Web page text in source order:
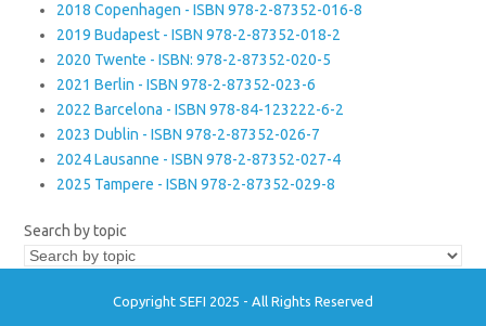
2018 Copenhagen - ISBN 978-2-87352-016-8
2019 Budapest - ISBN 978-2-87352-018-2
2020 Twente - ISBN: 978-2-87352-020-5
2021 Berlin - ISBN 978-2-87352-023-6
2022 Barcelona - ISBN 978-84-123222-6-2
2023 Dublin - ISBN 978-2-87352-026-7
2024 Lausanne - ISBN 978-2-87352-027-4
2025 Tampere - ISBN 978-2-87352-029-8
Search by topic
Copyright SEFI 2025 - All Rights Reserved